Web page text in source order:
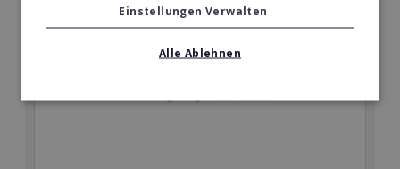
Einstellungen Verwalten
Alle Ablehnen